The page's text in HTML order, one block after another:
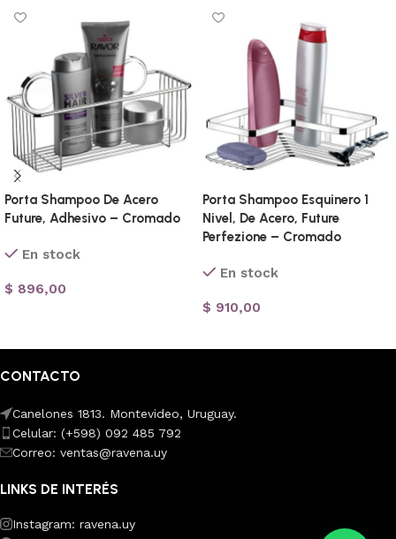
Porta Shampoo De Acero
Future, Adhesivo – Cromado
En stock
$ 896,00
Porta Shampoo Esquinero 1
Nivel, De Acero, Future
Perfezione – Cromado
En stock
$ 910,00
CONTACTO
Canelones 1813. Montevideo, Uruguay.
Celular: (+598) 092 485 792
Correo: ventas@ravena.uy
LINKS DE INTERÉS
Instagram: ravena.uy